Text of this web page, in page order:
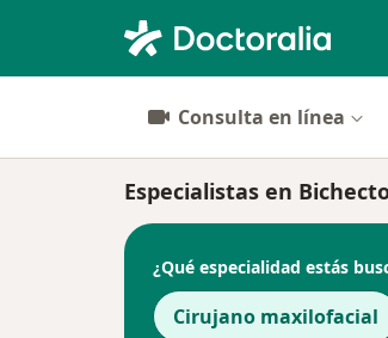
Consulta en línea
Especialistas en
¿Qué especialidad estás
Cirujano maxilofacial